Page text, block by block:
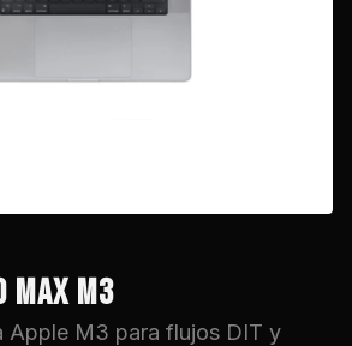
MAX M3
Apple M3 para flujos DIT y